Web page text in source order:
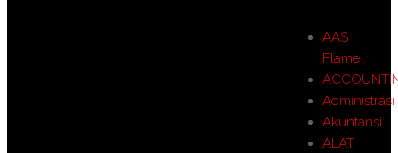
AAS
Flame
Administrasi
Akuntansi
ALAT